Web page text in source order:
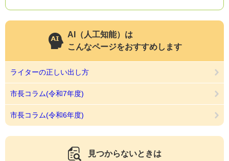
AI（人工知能）は
こんなページをおすすめします
ライターの正しい出し方
市長コラム(令和7年度)
市長コラム(令和6年度)
見つからないときは